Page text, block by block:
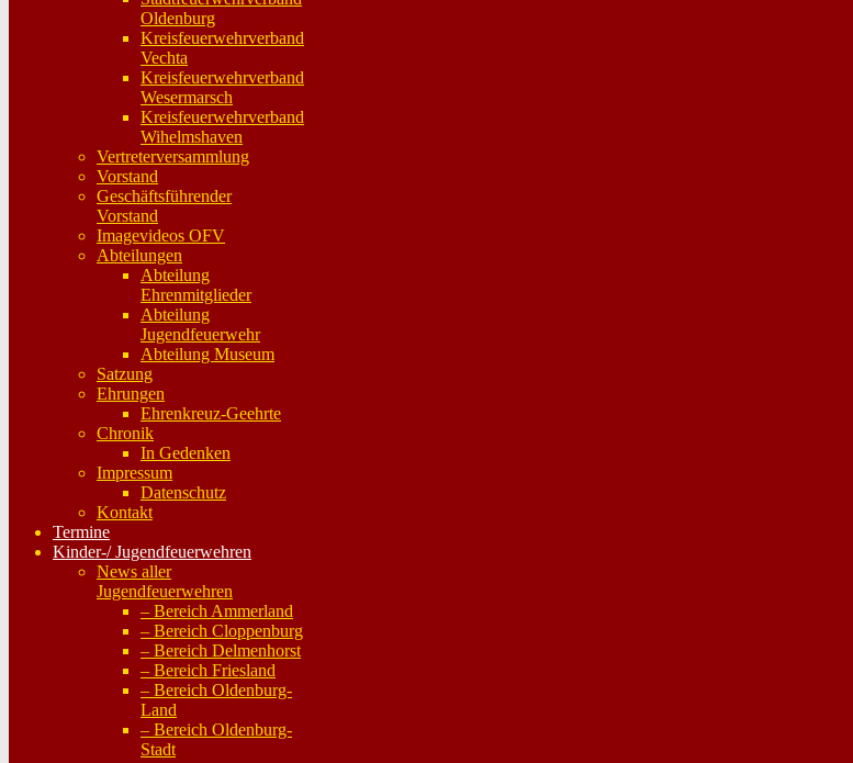
Oldenburg
Kreisfeuerwehrverband
Vechta
Kreisfeuerwehrverband
Wesermarsch
Kreisfeuerwehrverband
Wihelmshaven
Vertreterversammlung
Vorstand
Geschäftsführender
Vorstand
Imagevideos OFV
Abteilungen
Abteilung
Ehrenmitglieder
Abteilung
Jugendfeuerwehr
Abteilung Museum
Satzung
Ehrungen
Ehrenkreuz-Geehrte
Chronik
In Gedenken
Impressum
Datenschutz
Kontakt
Termine
Kinder-/ Jugendfeuerwehren
News aller
Jugendfeuerwehren
– Bereich Ammerland
– Bereich Cloppenburg
– Bereich Delmenhorst
– Bereich Friesland
– Bereich Oldenburg-
Land
– Bereich Oldenburg-
Stadt